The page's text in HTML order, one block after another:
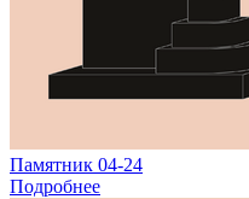
Памятник 04-24
Подробнее